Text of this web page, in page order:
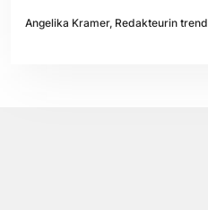
Angelika Kramer, Redakteurin trend